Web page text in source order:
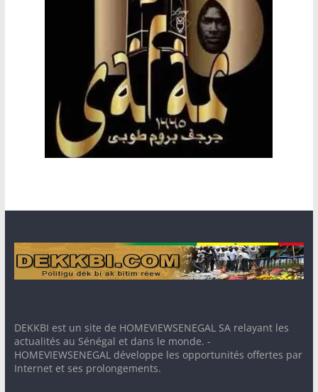
DEKKBI est un site de HOMEVIEWSENEGAL SA relayant les
actualités au Sénégal et dans le monde. -
HOMEVIEWSENEGAL développe les opportunités offertes par
Internet et ses prolongements.